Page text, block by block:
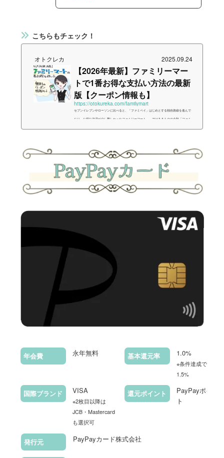
こちらもチェック！
オトクレカ 2025.09.24
【2026年最新】ファミリーマー
トで1番お得な支払い方法の最新
版【クーポン情報も】
https://otokureka.com/familymart
セブンイレブンやローソンに比べると、「ファミペイ」はじめとする独自路線を進んで
おり、お得な決済が少し難しかったファミリーマート。…ではあるものの今秋「ファミ
て解説していきます。{ "@context": "https://schema.org", "@type": "Article...
年会費 永年無料 基本還元率 1.0%
※条件達成で最大
1.5%
国際ブランド VISA
※2枚目以降は
JCB・Mastercard
も選択可
還元ポイント
PayPayポイン
ト
発行元 PayPayカード株式会社